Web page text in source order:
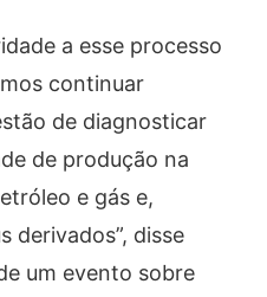
a esse processo
continuar
de diagnosticar
de produção na
e gás e,
derivados”, disse
um evento sobre